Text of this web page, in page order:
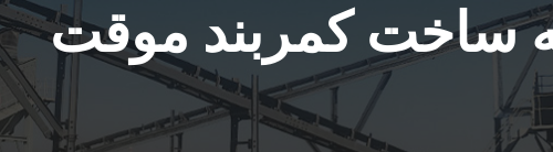
ساخت کمربند موقت